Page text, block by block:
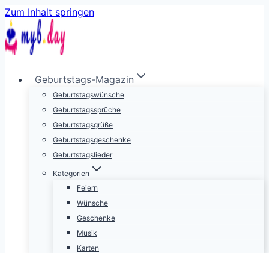
Zum Inhalt springen
Geburtstags-Magazin
Geburtstagswünsche
Geburtstagssprüche
Geburtstagsgrüße
Geburtstagsgeschenke
Geburtstagslieder
Kategorien
Feiern
Wünsche
Geschenke
Musik
Karten